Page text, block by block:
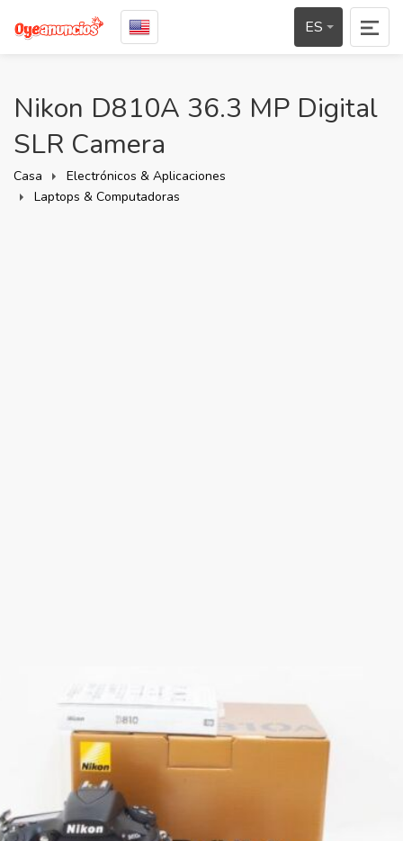
ES
Nikon D810A 36.3 MP Digital
SLR Camera
Casa
Electrónicos & Aplicaciones
Laptops & Computadoras